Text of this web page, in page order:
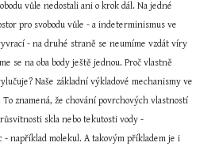
vůle nedostali ani o krok dál. Na jedné
pro svobodu vůle - a indeterminismus ve
- na druhé straně se neumíme vzdát víry
se na oba body ještě jednou. Proč vlastně
Naše základní výkladové mechanismy ve
znamená, že chování povrchových vlastností
skla nebo tekutosti vody -
- například molekul. A takovým příkladem je i